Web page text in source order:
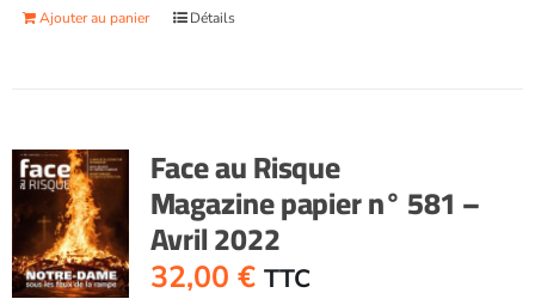
de
Face
580
-
Mars
2022
Ajouter au panier Détails
Face au Risque
Magazine papier n° 581 –
Avril 2022
32,00 € TTC